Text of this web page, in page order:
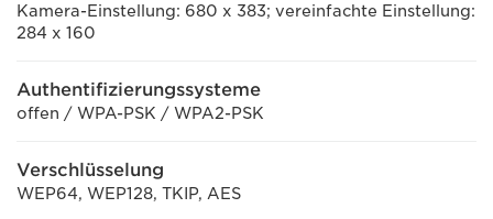
Kamera-Einstellung: 680 x 383; vereinfachte Einstellung:
284 x 160
Authentifizierungssysteme
offen / WPA-PSK / WPA2-PSK
Verschlüsselung
WEP64, WEP128, TKIP, AES